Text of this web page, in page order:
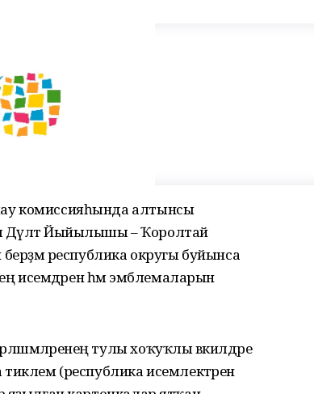
комиссияһында алтынсы
Йыйылышы – Ҡоролтай
республика округы буйынса
исемдәрен һәм эмблемаларын
тулы хоҡуҡлы вәкилдәре
тиклем (республика исемлектәрен